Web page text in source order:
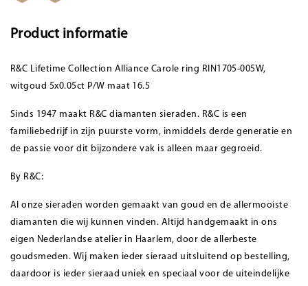
Product informatie
R&C Lifetime Collection Alliance Carole ring RIN1705-005W,
witgoud 5x0.05ct P/W maat 16.5
Sinds 1947 maakt R&C diamanten sieraden. R&C is een
familiebedrijf in zijn puurste vorm, inmiddels derde generatie en
de passie voor dit bijzondere vak is alleen maar gegroeid.
By R&C:
Al onze sieraden worden gemaakt van goud en de allermooiste
diamanten die wij kunnen vinden. Altijd handgemaakt in ons
eigen Nederlandse atelier in Haarlem, door de allerbeste
goudsmeden. Wij maken ieder sieraad uitsluitend op bestelling,
daardoor is ieder sieraad uniek en speciaal voor de uiteindelijke